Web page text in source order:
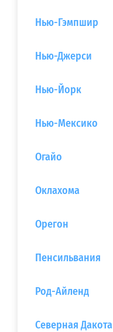
Нью-Гэмпшир
Нью-Джерси‎
Нью-Йорк
Нью-Мексико
Огайо
Оклахома
Орегон
Пенсильвания
Род-Айленд
Северная Дакота